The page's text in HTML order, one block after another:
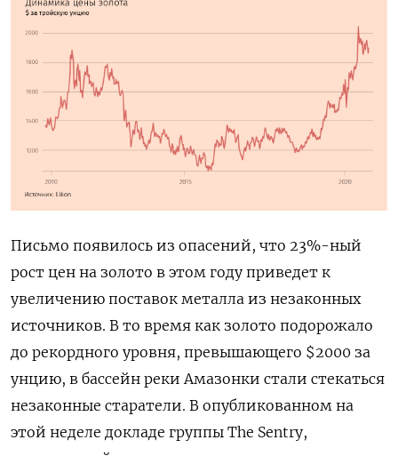
Письмо появилось из опасений, что 23%-ный
рост цен на золото в этом году приведет к
увеличению поставок металла из незаконных
источников. В то время как золото подорожало
до рекордного уровня, превышающего $2000 за
унцию, в бассейн реки Амазонки стали стекаться
незаконные старатели. В опубликованном на
этой неделе докладе группы The Sentry,